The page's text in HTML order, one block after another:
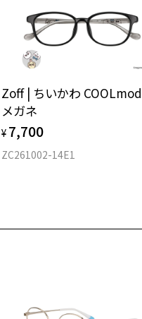
ント込みの重さ
Zoff | ちいかわ
メガネ
¥ 7,700
ZC261002-14E1